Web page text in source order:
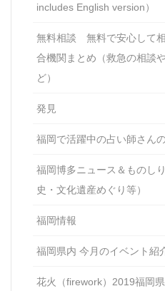
includes English version）
無料相談 無料で安心して
合機関まとめ（救急の相談
ど）
発見
福岡で活躍中の占い師さん
福岡博多ニュース＆ものし
史・文化遺産めぐり等）
福岡情報
福岡県内 今月のイベント紹
花火（firework）2019福岡